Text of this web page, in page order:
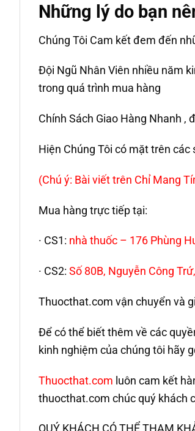
Những lý do bạn
Chúng Tôi Cam kết đem đến
Đội Ngũ Nhân Viên nhiều năm
trong quá trình mua hàng
Chính Sách Giao Hàng Nhanh
Hiện Chúng Tôi có mặt trên
(Chú ý: Bài viết trên Chỉ Mang
Mua hàng trực tiếp tại:
· CS1: nhà thuốc – 176 Phùng
· CS2: Số 80B, Nguyễn Công
Thuocthat.com vận chuyển và
Để có thể biết thêm về các
kinh nghiệm của chúng tôi hãy
Thuocthat.com luôn cam kết
thuocthat.com chúc quý khách